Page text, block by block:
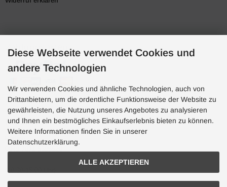
Zahlungsarten
Hotline
Hotline
(10:30-15:00 Uhr)
Diese Webseite verwendet Cookies und
andere Technologien
Wir verwenden Cookies und ähnliche Technologien, auch von
Drittanbietern, um die ordentliche Funktionsweise der Website zu
gewährleisten, die Nutzung unseres Angebotes zu analysieren
und Ihnen ein bestmögliches Einkaufserlebnis bieten zu können.
Weitere Informationen finden Sie in unserer
Datenschutzerklärung.
ALLE AKZEPTIEREN